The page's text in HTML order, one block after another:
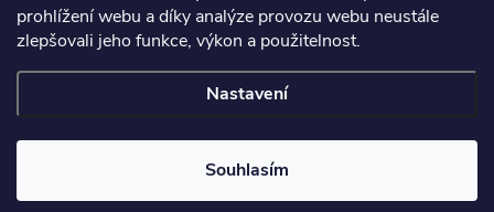
prohlížení webu a díky analýze provozu webu neustále
zlepšovali jeho funkce, výkon a použitelnost.
Nastavení
Souhlasím
Copyright 2026Gastro Novotný. Všechna práva vyhrazena.